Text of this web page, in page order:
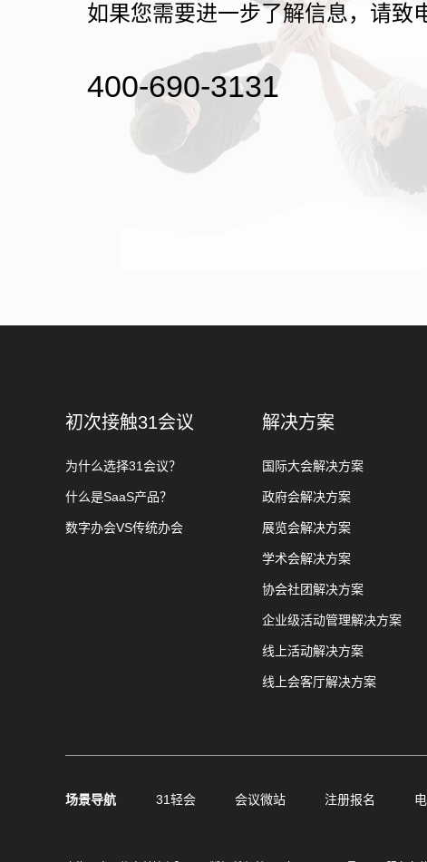
如果您需要进一步了解信息，请致
400-690-3131
初次接触31会议
为什么选择31会议？
什么是SaaS产品？
数字办会VS传统办会
解决方案
国际大会解决方案
政府会解决方案
展览会解决方案
学术会解决方案
协会社团解决方案
企业级活动管理解决方案
线上活动解决方案
线上会客厅解决方案
场景导航 31轻会 会议微站 注册报名